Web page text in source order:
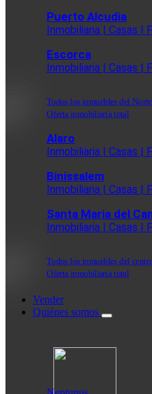
Puerto Alcudia
Inmobiliaria | Casas |
Escorca
Inmobiliaria | Casas |
Todos los inmuebles del Norte
Oferta inmobiliaria total
Alaro
Inmobiliaria | Casas |
Binissalem
Inmobiliaria | Casas |
Santa Maria del
Inmobiliaria | Casas |
Todos los inmuebles del
Oferta inmobiliaria total
Vender
Quiénes somos